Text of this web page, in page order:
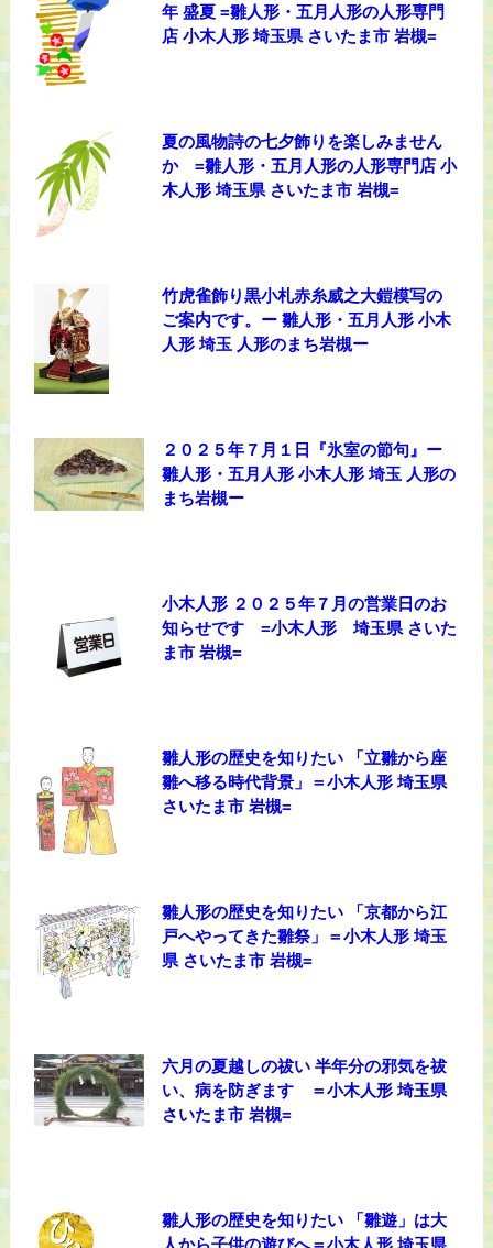
年 盛夏 =雛人形・五月人形の人形専門
店 小木人形 埼玉県 さいたま市 岩槻=
夏の風物詩の七夕飾りを楽しみません
か =雛人形・五月人形の人形専門店 小
木人形 埼玉県 さいたま市 岩槻=
竹虎雀飾り黒小札赤糸威之大鎧模写の
ご案内です。ー 雛人形・五月人形 小木
人形 埼玉 人形のまち岩槻ー
２０２５年７月１日『氷室の節句』ー
雛人形・五月人形 小木人形 埼玉 人形の
まち岩槻ー
小木人形 ２０２５年７月の営業日のお
知らせです =小木人形 埼玉県 さいた
ま市 岩槻=
雛人形の歴史を知りたい 「立雛から座
雛へ移る時代背景」＝小木人形 埼玉県
さいたま市 岩槻=
雛人形の歴史を知りたい 「京都から江
戸へやってきた雛祭」＝小木人形 埼玉
県 さいたま市 岩槻=
六月の夏越しの祓い 半年分の邪気を祓
い、病を防ぎます ＝小木人形 埼玉県
さいたま市 岩槻=
雛人形の歴史を知りたい 「雛遊」は大
人から子供の遊びへ＝小木人形 埼玉県